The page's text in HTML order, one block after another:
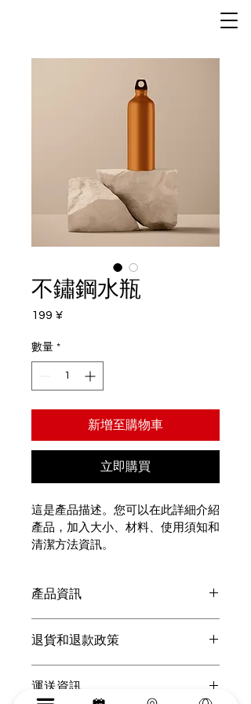
不鏽鋼水瓶
199 ¥
數量 *
新增至購物車
立即購買
這是產品描述。您可以在此詳細介紹
產品，加入大小、材料、使用須知和
清潔方法資訊。
產品資訊
女性ヘアセット/髪飾り：◯
退貨和退款政策
物體驗時可以採取的行動。
運送資訊